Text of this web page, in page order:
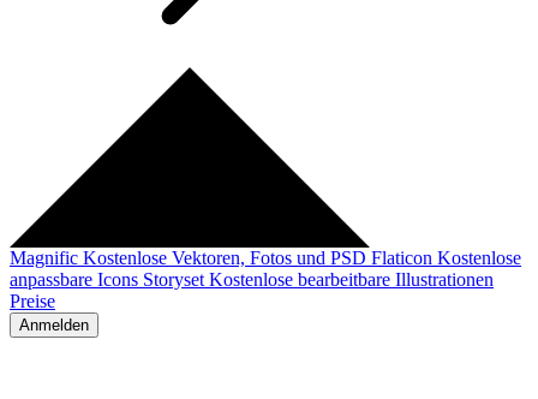
Magnific Kostenlose Vektoren, Fotos und PSD Flaticon Kostenlose
anpassbare Icons Storyset Kostenlose bearbeitbare Illustrationen
Preise
Anmelden